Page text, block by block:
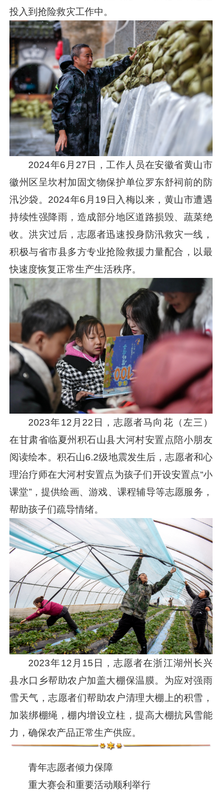
投入到抢险救灾工作中。
2024年6月27日，工作人员在安徽省黄山市
徽州区呈坎村加固文物保护单位罗东舒祠前的防
汛沙袋。2024年6月19日入梅以来，黄山市遭遇
持续性强降雨，造成部分地区道路损毁、蔬菜绝
收。洪灾过后，志愿者迅速投身防汛救灾一线，
积极与省市县多方专业抢险救援力量配合，以最
快速度恢复正常生产生活秩序。
2023年12月22日，志愿者马向花（左三）
在甘肃省临夏州积石山县大河村安置点陪小朋友
阅读绘本。积石山6.2级地震发生后，志愿者和心
理治疗师在大河村安置点为孩子们开设安置点“小
课堂”，提供绘画、游戏、课程辅导等志愿服务，
帮助孩子们疏导情绪。
2023年12月15日，志愿者在浙江湖州长兴
县水口乡帮助农户加盖大棚保温膜。为应对强雨
雪天气，志愿者们帮助农户清理大棚上的积雪，
加装绑棚绳，棚内增设立柱，提高大棚抗风雪能
力，确保农产品正常生产供应。
青年志愿者倾力保障
重大赛会和重要活动顺利举行